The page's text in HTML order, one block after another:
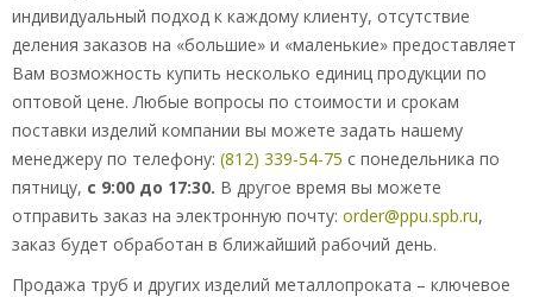
индивидуальный подход к каждому клиенту, отсутствие
деления заказов на «большие» и «маленькие» предоставляет
Вам возможность купить несколько единиц продукции по
оптовой цене. Любые вопросы по стоимости и срокам
поставки изделий компании вы можете задать нашему
менеджеру по телефону: (812) 339-54-75 с понедельника по
пятницу, с 9:00 до 17:30. В другое время вы можете
отправить заказ на электронную почту: order@ppu.spb.ru,
заказ будет обработан в ближайший рабочий день.
Продажа труб и других изделий металлопроката – ключевое